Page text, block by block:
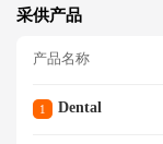
采供产品
产品名称
1 Dental